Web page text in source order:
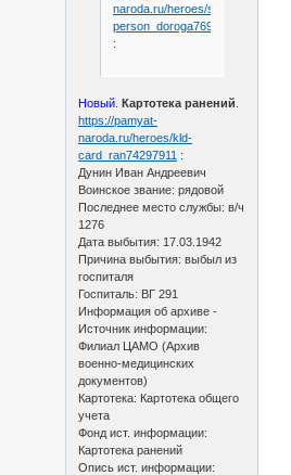
naroda.ru/heroes/sm-
person_doroga769010
:
Новый .Картотека ранений
https://pamyat-
naroda.ru/heroes/kld-
card_ran74297911 :
Дунин Иван Андреевич
Воинское звание: рядовой
Последнее место службы: в/ч
1276
Дата выбытия: 17.03.1942
Причина выбытия: выбыл из
госпиталя
Госпиталь: ВГ 291
Информация об архиве -
Источник информации:
Филиал ЦАМО (Архив
военно-медицинских
документов)
Картотека: Картотека общего
учета
Фонд ист. информации:
Картотека ранений
Опись ист. информации: